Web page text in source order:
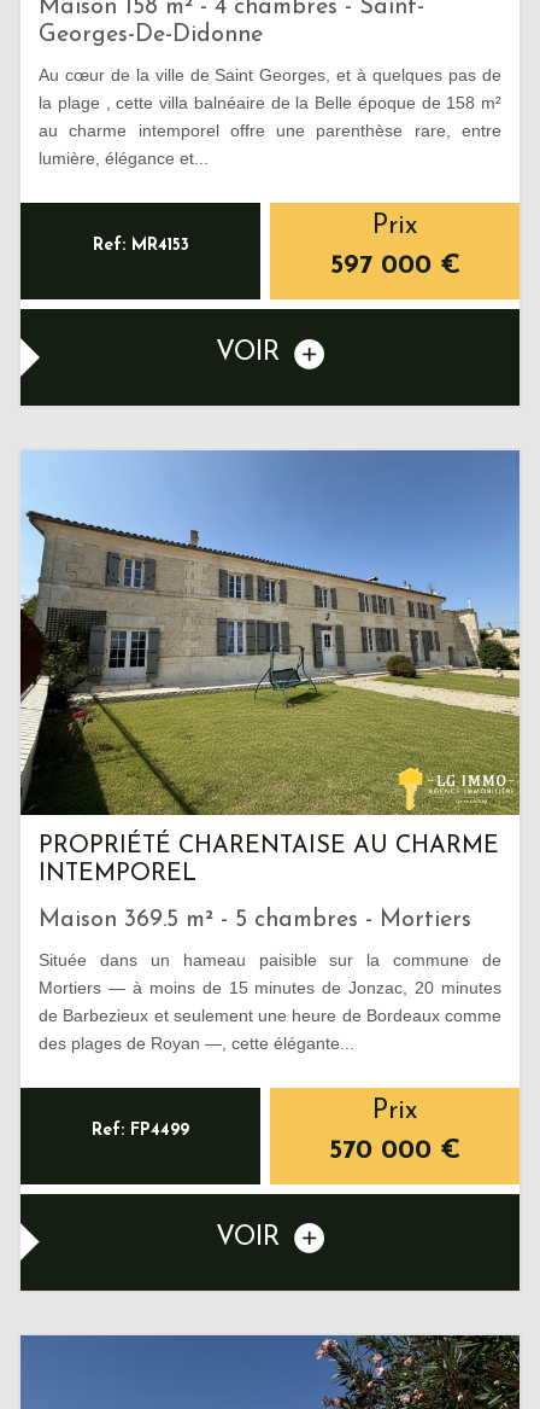
Maison 158 m² - 4 chambres - Saint-
Georges-De-Didonne
Au cœur de la ville de Saint Georges, et à quelques pas de
la plage , cette villa balnéaire de la Belle époque de 158 m²
au charme intemporel offre une parenthèse rare, entre
lumière, élégance et...
Ref: MR4153
Prix
597 000 €
VOIR
PROPRIÉTÉ CHARENTAISE AU CHARME
INTEMPOREL
Maison 369.5 m² - 5 chambres - Mortiers
Située dans un hameau paisible sur la commune de
Mortiers — à moins de 15 minutes de Jonzac, 20 minutes
de Barbezieux et seulement une heure de Bordeaux comme
des plages de Royan —, cette élégante...
Ref: FP4499
Prix
570 000 €
VOIR